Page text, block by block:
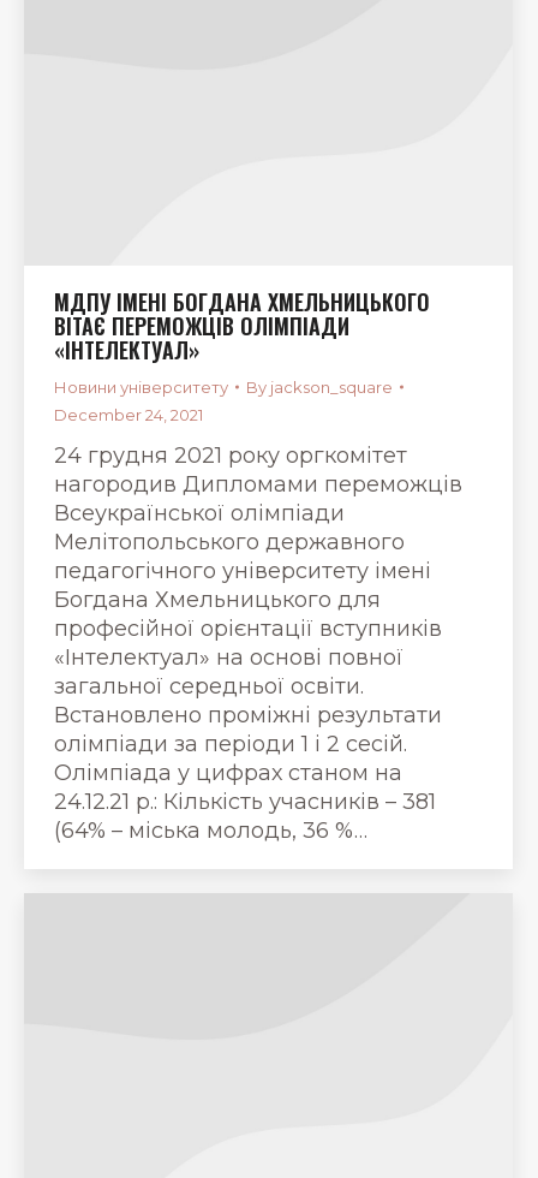
МДПУ ІМЕНІ БОГДАНА ХМЕЛЬНИЦЬКОГО
ВІТАЄ ПЕРЕМОЖЦІВ ОЛІМПІАДИ
«ІНТЕЛЕКТУАЛ»
Новини університету By jackson_square
December 24, 2021
24 грудня 2021 року оргкомітет
нагородив Дипломами переможців
Всеукраїнської олімпіади
Мелітопольського державного
педагогічного університету імені
Богдана Хмельницького для
професійної орієнтації вступників
«Інтелектуал» на основі повної
загальної середньої освіти.
Встановлено проміжні результати
олімпіади за періоди 1 і 2 сесій.
Олімпіада у цифрах станом на
24.12.21 р.: Кількість учасників – 381
(64% – міська молодь, 36 %…